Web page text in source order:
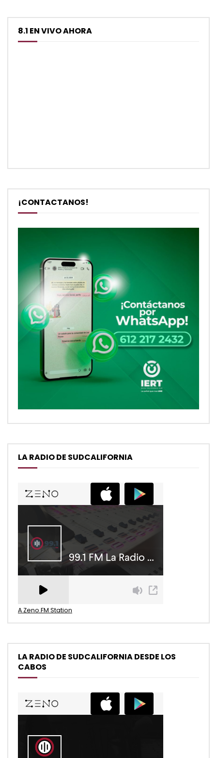
8.1 EN VIVO AHORA
¡CONTACTANOS!
LA RADIO DE SUDCALIFORNIA
A Zeno.FM Station
LA RADIO DE SUDCALIFORNIA DESDE LOS
CABOS